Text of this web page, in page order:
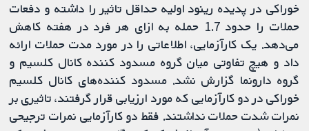
خوراکی در پدیده رینود اولیه حداقل تاثیر را داشته و دفعات
حملات را حدود 1.7 حمله به ازای هر فرد در هفته کاهش
می‌دهد. یک کارآزمایی، اطلاعاتی را در مورد مدت حملات ارائه
داد و هیچ تفاوتی میان گروه مسدود کننده کانال کلسیم و
گروه دارونما گزارش نشد. مسدود کننده‌های کانال کلسیم
خوراکی در دو کارآزمایی که مورد ارزیابی قرار گرفتند، تاثیری بر
نمرات شدت حملات نداشتند. فقط دو کارآزمایی نمرات ترجیحی